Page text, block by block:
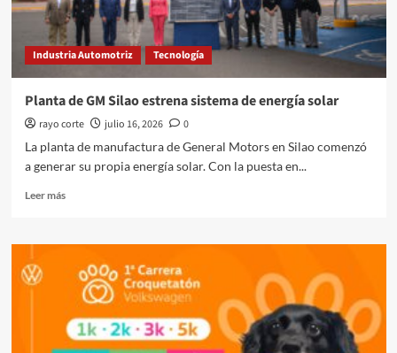
Industria Automotriz Tecnología
Planta de GM Silao estrena sistema de energía solar
rayo corte julio 16, 2026
0
La planta de manufactura de General Motors en Silao comenzó
a generar su propia energía solar. Con la puesta en...
Leer másLeer
Planta
GM
Silao
estrena
sistema
de